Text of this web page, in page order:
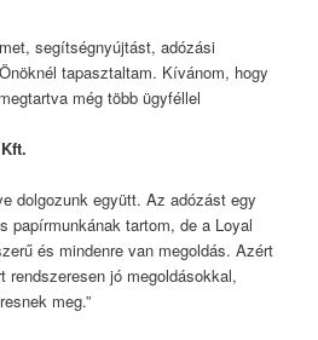
segítségnyújtást, adózási
tapasztaltam. Kívánom, hogy
még több ügyféllel
dolgozunk együtt. Az adózást egy
papírmunkának tartom, de a Loyal
és mindenre van megoldás. Azért
jó megoldásokkal,
meg.”